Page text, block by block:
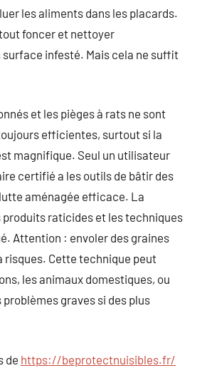
les aliments dans les placards.
foncer et nettoyer
infesté. Mais cela ne suffit
et les pièges à rats ne sont
efficientes, surtout si la
magnifique. Seul un utilisateur
certifié a les outils de bâtir des
aménagée efficace. La
raticides et les techniques
Attention : envoler des graines
risques. Cette technique peut
les animaux domestiques, ou
graves si des plus
de https://beprotectnuisibles.fr/